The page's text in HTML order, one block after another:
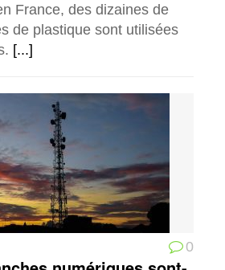
France, des dizaines de
de plastique sont utilisées
[...]
0